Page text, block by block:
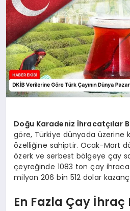
Doğu Karadeniz İhracatçılar
göre, Türkiye dünyada üzerine
özelliğine sahiptir. Ocak-Mart
özerk ve serbest bölgeye çay
çeyreğinde 1083 ton çay
milyon 206 bin 512 dolar
En Fazla Çay İhraç